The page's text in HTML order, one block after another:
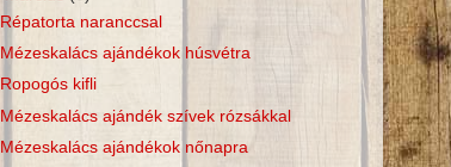
Répatorta naranccsal
Mézeskalács ajándékok húsvétra
Ropogós kifli
Mézeskalács ajándék szívek rózsákkal
Mézeskalács ajándékok nőnapra